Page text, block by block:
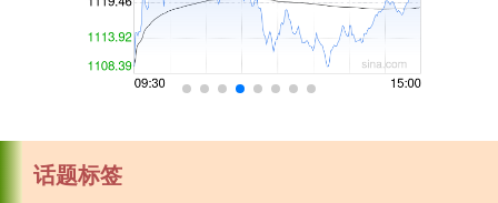
话题标签